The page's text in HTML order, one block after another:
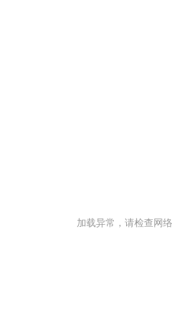
加载异常，请检查网